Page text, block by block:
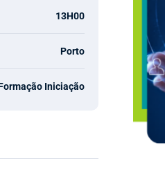
13H00
Porto
Iniciação